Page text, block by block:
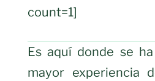
count=1]
Es aquí donde se
mayor experiencia